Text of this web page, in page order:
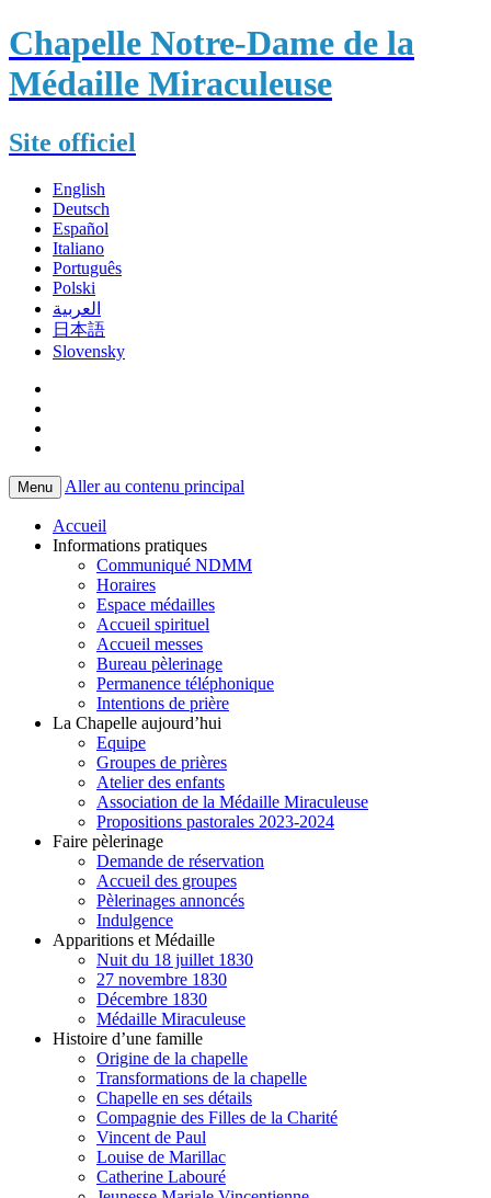
Chapelle Notre-Dame de la
Médaille Miraculeuse
Site officiel
English
Deutsch
Español
Italiano
Português
Polski
العربية
日本語
Slovensky
Menu Aller au contenu principal
Accueil
Informations pratiques
Communiqué NDMM
Horaires
Espace médailles
Accueil spirituel
Accueil messes
Bureau pèlerinage
Permanence téléphonique
Intentions de prière
La Chapelle aujourd’hui
Equipe
Groupes de prières
Atelier des enfants
Association de la Médaille Miraculeuse
Propositions pastorales 2023-2024
Faire pèlerinage
Demande de réservation
Accueil des groupes
Pèlerinages annoncés
Indulgence
Apparitions et Médaille
Nuit du 18 juillet 1830
27 novembre 1830
Décembre 1830
Médaille Miraculeuse
Histoire d’une famille
Origine de la chapelle
Transformations de la chapelle
Chapelle en ses détails
Compagnie des Filles de la Charité
Vincent de Paul
Louise de Marillac
Catherine Labouré